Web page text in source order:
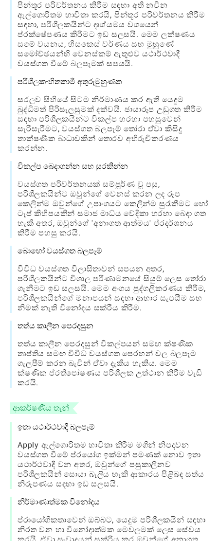
පින්තූර පරිවර්තනය කිරීම සඳහා අති නවීන
ඇල්ගොරිතම භාවිතා කරයි, පින්තූර පරිවර්තනය කිරීම
සඳහා, පරිශීලකයින්ට දෘශ්යමය වශයෙන්
ප්රක්ෂේපණය කිරීමට ඉඩ සලසයි. මෙම ලක්ෂණය
සමේ වයනය, හිසකෙස් වර්ණය සහ මුහුණේ
සමෝච්ඡයන්හි වෙනස්කම් ඇතුළුව යථාර්ථවාදී
වයස්ගත වීමේ බලපෑමක් සපයයි.
පරිශීලක-හිතකාමී අතුරුමුහුණත
සරලව සිහියේ සිටම නිර්මාණය කර ඇති යෙදුම
බුද්ධිමත් පිරිසැලසුමක් දක්වයි. ඡායාරූප උඩුගත කිරීම
සඳහා පරිශීලකයින්ට විකල්ප හරහා පහසුවෙන්
සැරිසැරීමට, වයස්ගත බලපෑම් තෝරා ඒවා කිසිදු
තාක්ෂණික බාධාවකින් තොරව අභිරුචිකරණය
කරන්න.
විකල්ප බෙදාගන්න සහ සුරකින්න
වයස්ගත පරිවර්තනයක් සම්පූර්ණ වූ පසු,
පරිශීලකයින්ට ඔවුන්ගේ වෙනස් කරන ලද රූප
කෙලින්ම ඔවුන්ගේ උපාංගයට කෙලින්ම සුරැකීමට හෝ
ටැප් කිහිපයකින් සමාජ මාධ්ය වේදිකා හරහා බෙදා ගත
හැකි අතර, ඔවුන්ගේ 'අනාගත ආත්මය' ප්රදර්ශනය
කිරීම පහසු කරයි.
බොහෝ වයස්ගත බලපෑම්
විවිධ වයස්ගත විලාසිතාවන් සපයන අතර,
පරිශීලකයින්ට විශාල පරිණාමනයේ සියුම් ලෙස තෝරා
ගැනීමට ඉඩ සලසයි. මෙම අංගය පුද්ගලීකරණය කිරීම,
පරිශීලකයින්ගේ මනාපයන් සඳහා ආහාර සැපයීම සහ
නිමක් නැති විනෝදය සක්රීය කිරීම.
තත්ය කාලීන පෙරදසුන
තත්ය කාලීන පෙරදසුන් විකල්පයන් සමඟ ක්ෂණික
තෘප්තිය සමඟ විවිධ වයස්ගත පෙරහන් වල බලපෑම
ගැලපීම් කරන බැවින් ඒවා දැකිය හැකිය. මෙම
ක්ෂණික ප්රතිපෝෂණය පරිශීලක උත්ථාන කිරීම වැඩි
කරයි.
ආකර්ෂණීය තැන්
ඉතා යථාර්ථවාදී බලපෑම්
Apply ඇල්ගොරිතම භාවිතා කිරීම මගින් නිපදවන
වයස්ගත වීමේ ප්රයෝග ඉක්මන් පමණක් නොව ඉතා
යථාර්ථවාදී වන අතර, ඔවුන්ගේ පසුකාලීනව
පරිශීලකයින් සොයා බැලිය හැකි ආකාරය පිළිබඳ සත්ය
නිරූපණය සඳහා ඉඩ සලසයි.
නිර්මාණාත්මක විනෝදය
ප්රායෝගිකතාවෙන් ඔබ්බට, යෙදුම පරිශීලකයින් සඳහා
නිරත වන හා විනෝදාත්මක මෙවලමක් ලෙස සේවය